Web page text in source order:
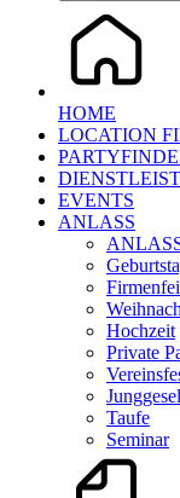
HOME
LOCATION
EVENTS
ANLASS
Hochzeit
Private
Taufe
Seminar